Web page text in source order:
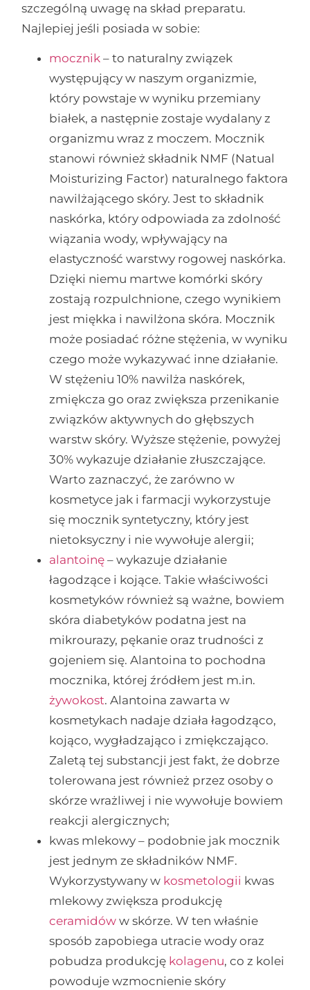
szczególną uwagę na skład preparatu.
Najlepiej jeśli posiada w sobie:
mocznik – to naturalny związek
występujący w naszym organizmie,
który powstaje w wyniku przemiany
białek, a następnie zostaje wydalany z
organizmu wraz z moczem. Mocznik
stanowi również składnik NMF (Natual
Moisturizing Factor) naturalnego faktora
nawilżającego skóry. Jest to składnik
naskórka, który odpowiada za zdolność
wiązania wody, wpływający na
elastyczność warstwy rogowej naskórka.
Dzięki niemu martwe komórki skóry
zostają rozpulchnione, czego wynikiem
jest miękka i nawilżona skóra. Mocznik
może posiadać różne stężenia, w wyniku
czego może wykazywać inne działanie.
W stężeniu 10% nawilża naskórek,
zmiękcza go oraz zwiększa przenikanie
związków aktywnych do głębszych
warstw skóry. Wyższe stężenie, powyżej
30% wykazuje działanie złuszczające.
Warto zaznaczyć, że zarówno w
kosmetyce jak i farmacji wykorzystuje
się mocznik syntetyczny, który jest
nietoksyczny i nie wywołuje alergii;
alantoinę– wykazuje działanie
łagodzące i kojące. Takie właściwości
kosmetyków również są ważne, bowiem
skóra diabetyków podatna jest na
mikrourazy, pękanie oraz trudności z
gojeniem się. Alantoina to pochodna
mocznika, której źródłem jest m.in.
żywokost. Alantoina zawarta w
kosmetykach nadaje działa łagodząco,
kojąco, wygładzająco i zmiękczająco.
Zaletą tej substancji jest fakt, że dobrze
tolerowana jest również przez osoby o
skórze wrażliwej i nie wywołuje bowiem
reakcji alergicznych;
kwas mlekowy – podobnie jak mocznik
jest jednym ze składników NMF.
Wykorzystywany w kosmetologii kwas
mlekowy zwiększa produkcję
ceramidów w skórze. W ten właśnie
sposób zapobiega utracie wody oraz
pobudza produkcję kolagenu, co z kolei
powoduje wzmocnienie skóry